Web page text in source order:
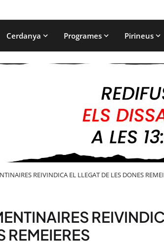
Cerdanya Programes Pirineus
REIVINDICA EL LLEGAT DE LES DONES
REMEIERES